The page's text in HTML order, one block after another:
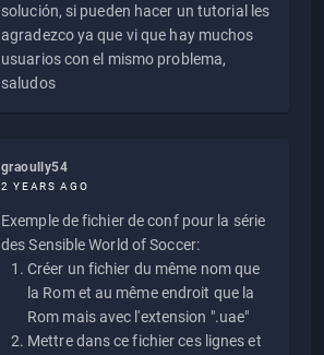
solución, si pueden hacer un tutorial les
agradezco ya que vi que hay muchos
usuarios con el mismo problema,
saludos
graoully54
2 YEARS AGO
Exemple de fichier de conf pour la série
des Sensible World of Soccer:
Créer un fichier du même nom que
la Rom et au même endroit que la
Rom mais avec l'extension ".uae"
Mettre dans ce fichier ces lignes et